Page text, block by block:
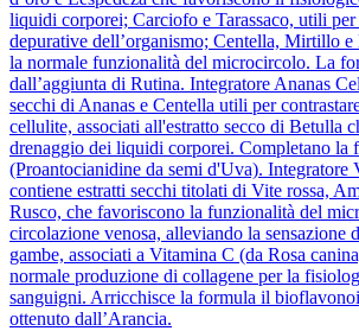
liquidi corporei; Carciofo e Tarassaco, utili
depurative dell’organismo; Centella, Mirtillo
la normale funzionalità del microcircolo. La
dall’aggiunta di Rutina. Integratore Ananas
secchi di Ananas e Centella utili per
cellulite, associati all'estratto secco di Betulla
drenaggio dei liquidi corporei. Completano la
(Proantocianidine da semi d'Uva). Integratore
contiene estratti secchi titolati di Vite rossa,
Rusco, che favoriscono la funzionalità del
circolazione venosa, alleviando la sensazione
gambe, associati a Vitamina C (da Rosa
normale produzione di collagene per la
sanguigni. Arricchisce la formula il
ottenuto dall’Arancia.